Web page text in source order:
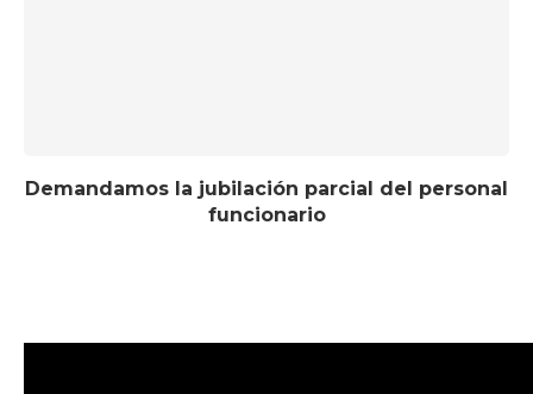
Demandamos la jubilación parcial del personal
funcionario